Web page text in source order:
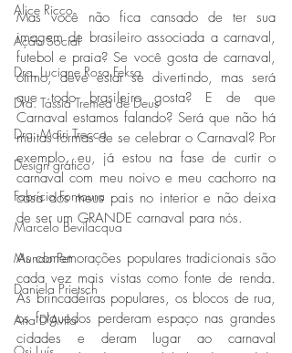
Alice Ricco
Ação Social
Dra. Luciane Rosa Feksa
Dra. Tássia Tremea de Deus
Dra. Mairi Trecco
Design gráfico
Fabrício Fontoura
Marcelo Bevilacqua
Mundo Pet
Daniela Prietsch
Ana D'Avila
Mas você não fica cansado de ter sua
imagem de brasileiro associada a carnaval,
futebol e praia? Se você gosta de carnaval,
ótimo, deve estar se divertindo, mas será
que todo brasileiro gosta? E de que
Carnaval estamos falando? Será que não há
muitas formas de se celebrar o Carnaval? Por
exemplo, eu, já estou na fase de curtir o
carnaval com meu noivo e meu cachorro na
casa dos meus pais no interior e não deixa
de ser um GRANDE carnaval para nós.
As comemorações populares tradicionais são
cada vez mais vistas como fonte de renda.
As brincadeiras populares, os blocos de rua,
os folguedos perderam espaço nas grandes
cidades e deram lugar ao carnaval